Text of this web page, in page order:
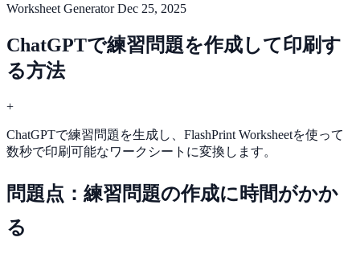
Worksheet GeneratorDec 25, 2025
ChatGPTで練習問題を作成して印刷す
る方法
+
ChatGPTで練習問題を生成し、FlashPrint Worksheetを使って
数秒で印刷可能なワークシートに変換します。
問題点：練習問題の作成に時間がかか
る